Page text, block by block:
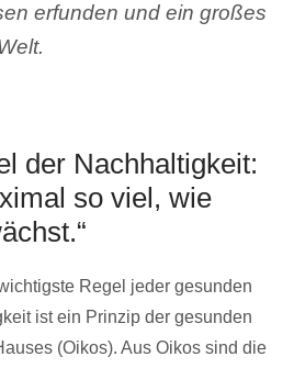
erfunden und ein großes
der Nachhaltigkeit:
so viel, wie
Regel jeder gesunden
ist ein Prinzip der gesunden
(Oikos). Aus Oikos sind die